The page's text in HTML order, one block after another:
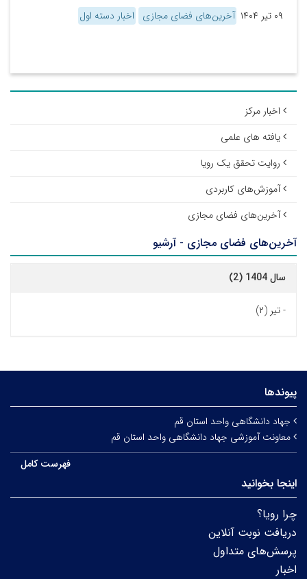
۰۹ تیر ۱۴۰۴ آخرین‌های فضای مجازی اخبار دسته اول
اخبار مرکز
یافته های علمی
روایت تحقق یک رویا
آموزش‌های کاربردی
آخرین‌های فضای مجازی
آخرین‌های فضای مجازی - آرشیو
سال 1404 (2)
-تیر (۲)
پیوندها
جهاد دانشگاهی واحد استان قم
معاونت آموزشی جهاد دانشگاهی واحد استان قم
فهرست کامل
اینجا بخوانید
چرا رویا؟
دریافت نوبت آنلاین
پرسش‌های متداول
اخبار